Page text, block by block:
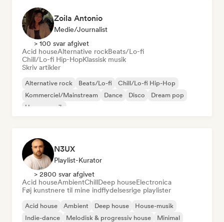
Zoila Antonio
Medie/journalist
> 100 svar afgivet
Acid houseAlternative rockBeats/Lo-fi
Chill/Lo-fi Hip-HopKlassisk musik
Skriv artikler
Alternative rock Beats/Lo-fi
Chill/Lo-fi Hip-Hop
Kommerciel/Mainstream
Dance Disco
Dream pop
House-musik
N3UX
Playlist-Kurator
> 2800 svar afgivet
Acid houseAmbientChillDeep houseElectronica
Føj kunstnere til mine indflydelsesrige playlister
Acid house Ambient Deep house
House-musik
Indie-dance
Melodisk & progressiv house
Minimal